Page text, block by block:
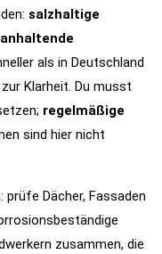
salzhaltige
anhaltende
als in Deutschland
Klarheit. Du musst
regelmäßige
sind hier nicht
Dächer, Fassaden
zusammen, die